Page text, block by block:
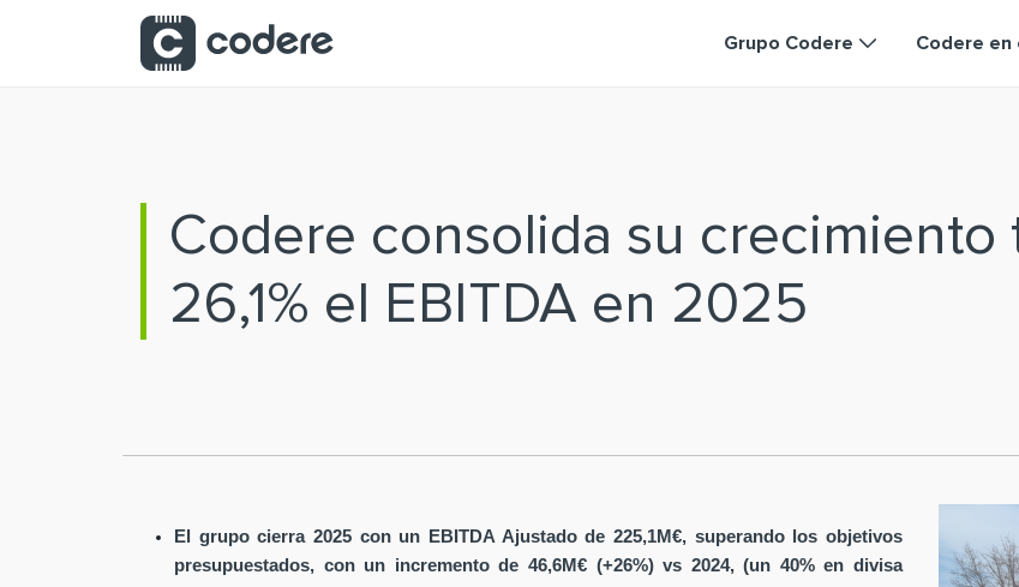
Saltar al contenido principal
Grupo Codere Codere en
Codere consolida su crecimiento
26,1% el EBITDA en 2025
El grupo cierra 2025 con un EBITDA Ajustado de 225,1M€, superando los objetivos
presupuestados, con un incremento de 46,6M€ (+26%) vs 2024, (un 40% en divisa